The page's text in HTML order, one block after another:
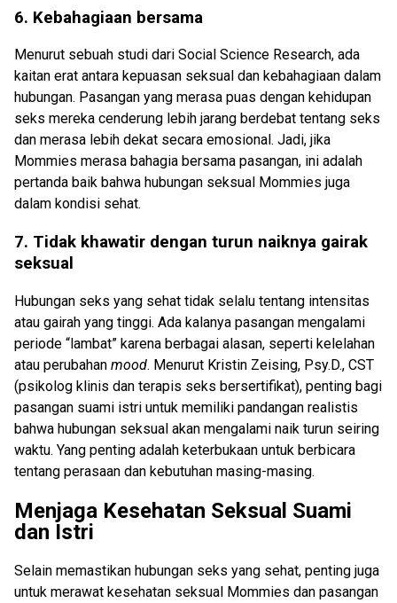
6. Kebahagiaan bersama
Menurut sebuah studi dari Social Science Research, ada
kaitan erat antara kepuasan seksual dan kebahagiaan dalam
hubungan. Pasangan yang merasa puas dengan kehidupan
seks mereka cenderung lebih jarang berdebat tentang seks
dan merasa lebih dekat secara emosional. Jadi, jika
Mommies merasa bahagia bersama pasangan, ini adalah
pertanda baik bahwa hubungan seksual Mommies juga
dalam kondisi sehat.
7. Tidak khawatir dengan turun naiknya gairak
seksual
Hubungan seks yang sehat tidak selalu tentang intensitas
atau gairah yang tinggi. Ada kalanya pasangan mengalami
periode “lambat” karena berbagai alasan, seperti kelelahan
atau perubahan mood. Menurut Kristin Zeising, Psy.D., CST
(psikolog klinis dan terapis seks bersertifikat), penting bagi
pasangan suami istri untuk memiliki pandangan realistis
bahwa hubungan seksual akan mengalami naik turun seiring
waktu. Yang penting adalah keterbukaan untuk berbicara
tentang perasaan dan kebutuhan masing-masing.
Menjaga Kesehatan Seksual Suami
dan Istri
Selain memastikan hubungan seks yang sehat, penting juga
untuk merawat kesehatan seksual Mommies dan pasangan